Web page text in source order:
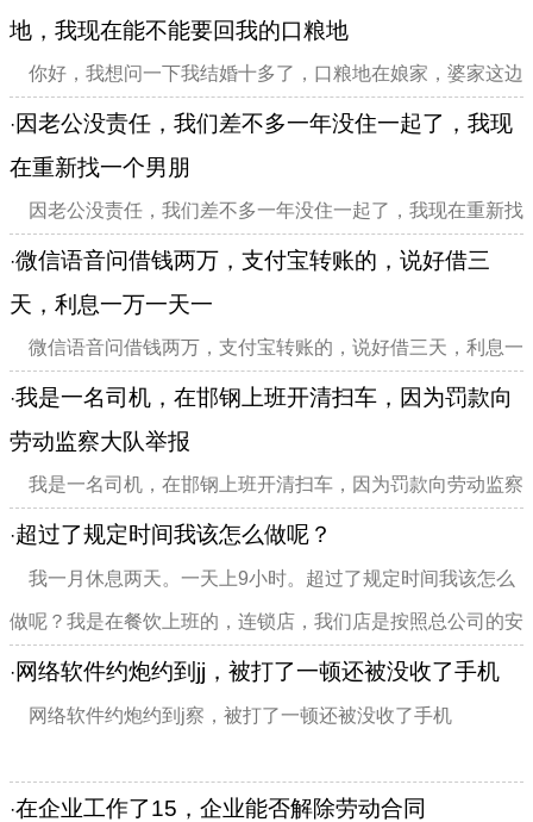
能让为以后作证，这个115平方和她们无关。（以...
地，我现在能不能要回我的口粮地
你好，我想问一下我结婚十多了，口粮地在娘家，婆家这边
没有我的地，我现在能不能要回我的口粮
divclass="w990mamt20
·因老公没责任，我们差不多一年没住一起了，我现
在重新找一个男朋
因老公没责任，我们差不多一年没住一起了，我现在重新找
一个男朋友，不知道是否算重婚呢
·微信语音问借钱两万，支付宝转账的，说好借三
天，利息一万一天一
微信语音问借钱两万，支付宝转账的，说好借三天，利息一
万一天一百（一天两百块利息），现在九个月了，只还了一万
多，没说不还 但就是每天一个理由的拖着，可以起诉连本带
息拿回来吗？
·我是一名司机，在邯钢上班开清扫车，因为罚款向
劳动监察大队举报
我是一名司机，在邯钢上班开清扫车，因为罚款向劳动监察
大队举报，遭到公司开除，他们违反劳动法，我想问一下申请
经济补偿金，不知怎么办
·超过了规定时间我该怎么做呢？
我一月休息两天。一天上9小时。超过了规定时间我该怎么
做呢？我是在餐饮上班的，连锁店，我们店是按照总公司的安
排上班的。有打卡的。这样能要求老板调上班时间吗？如果他
不同意呢？我该怎么办呢？
·网络软件约炮约到jj，被打了一顿还被没收了手机
网络软件约炮约到j察，被打了一顿还被没收了手机
·在企业工作了15，企业能否解除劳动合同